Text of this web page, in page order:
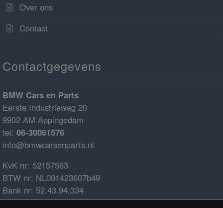
Over ons
Contact
Contactgegevens
BMW Cars en Parts
Eerste Industrieweg 20
9902 AM Appingedam
tel: 06-30061576
info@bmwcarsenparts.nl
KvK nr: 52157563
BTW nr: NL001423607b49
Bank nr: 52.43.94.334
IBAN: NL68ABNA0524394334